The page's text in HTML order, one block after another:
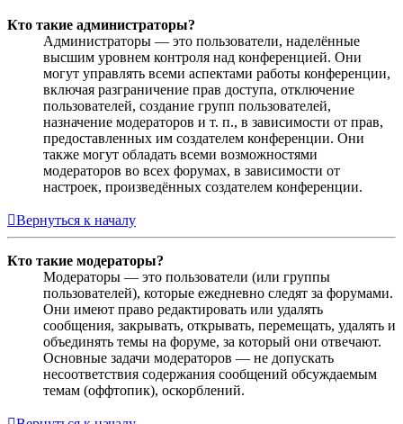
Кто такие администраторы?
Администраторы — это пользователи, наделённые
высшим уровнем контроля над конференцией. Они
могут управлять всеми аспектами работы конференции,
включая разграничение прав доступа, отключение
пользователей, создание групп пользователей,
назначение модераторов и т. п., в зависимости от прав,
предоставленных им создателем конференции. Они
также могут обладать всеми возможностями
модераторов во всех форумах, в зависимости от
настроек, произведённых создателем конференции.
Вернуться к началу
Кто такие модераторы?
Модераторы — это пользователи (или группы
пользователей), которые ежедневно следят за форумами.
Они имеют право редактировать или удалять
сообщения, закрывать, открывать, перемещать, удалять и
объединять темы на форуме, за который они отвечают.
Основные задачи модераторов — не допускать
несоответствия содержания сообщений обсуждаемым
темам (оффтопик), оскорблений.